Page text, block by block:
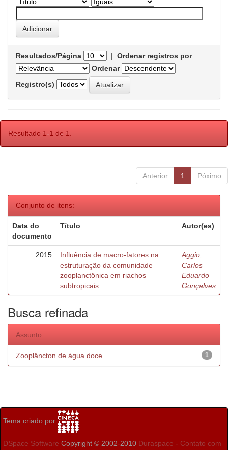
Resultados/Página | Ordenar registros por
Ordenar
Registro(s)
Resultado 1-1 de 1.
Anterior 1 Póximo
Conjunto de itens:
Data do
documento
Título Autor(es)
2015
Influência de macro-fatores na
estruturação da comunidade
zooplanctônica em riachos
subtropicais.
Aggio,
Carlos
Eduardo
Gonçalves
Busca refinada
Assunto
1
Zooplâncton de água doce
Tema criado por
DSpace Software Copyright © 2002-2010 Duraspace - Contato com